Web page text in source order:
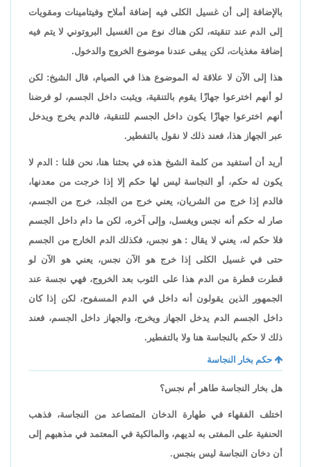
بالإضافة إلى أن غسيل الكلى فيه إضافة أملاح وفيتامينات ومقويات
إلى الدم عند تنقيته، لكن هناك نوع من الغسيل البروتوني لا يتم فيه
إضافة مغذيات، لكن يبقى عندنا موضوع الخروج والدخول.
هذا إلى الآن لا علاقة له الموضوع هذا في الصيام، قال الشيخ: لكن
لو أنهم اخترعوا جهازًا يقوم بالتنقية، ويثبت داخل الجسم، لو فرضنا
أنهم اخترعوا جهازًا يكون داخل الجسم للتنقية، فالدم يخرج ويدخل
عبر الجهاز هذا، فعند ذلك لا نقول بالتفطير.
أريد أن أستفيد من كلمة الشيخ هذه في بحثنا هنا، نحن قلنا : الدم لا
يكون له حكم، أو النجاسة ليس لها حكم إلا إذا خرجت من معدنها،
فالدم إذا خرج من الشريان، يعني خرج من الجلد، خرج من الجسم،
صار له حكم أنه نجس ويغسل، وإلى آخره، لكن ما دام داخل الجسم
فلا حكم له، يعني لا يقال : هو نجس، فكذلك الدم الخارج من الجسم
حتى في غسيل الكلى إذا خرج هو الآن نجس، يعني هو الآن لو
قطرت قطرة من الدم هذا على الثوب بعد الخروج، فهي نجسة عند
الجمهور الذين يقولون أنه داخل في الدم المسفوح، لكن إذا كان
داخل الجسم الدم يدخل الجهاز ويخرج، والجهاز داخل الجسم، فعند
ذلك لا حكم بالنجاسة هنا ولا بالتفطير.
حكم بخار النجاسة
هل بخار النجاسة طاهر أم نجس؟
اختلف الفقهاء في طهارة الدخان المتصاعد من النجاسة، فذهب
الحنفية على المفتى به لديهم، والمالكية في المعتمد في مذهبهم إلى
أن دخان النجاسة ليس بنجس.